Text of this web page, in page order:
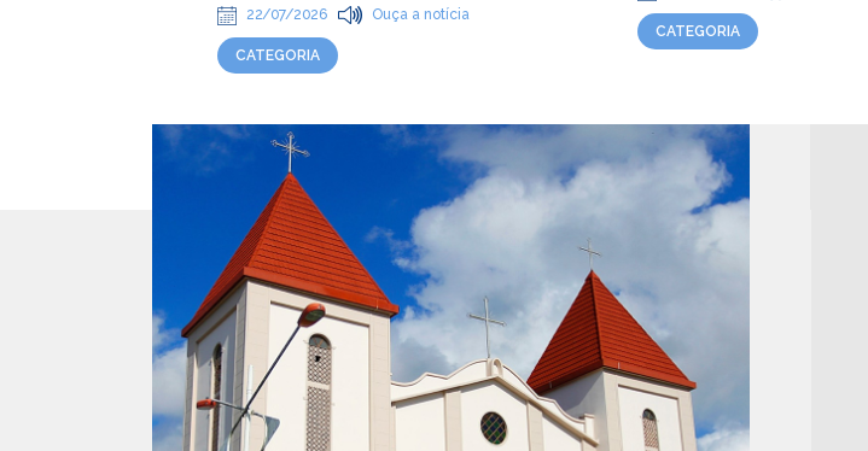
22/07/2026 Ouça a notícia
CATEGORIA
CATEGORIA